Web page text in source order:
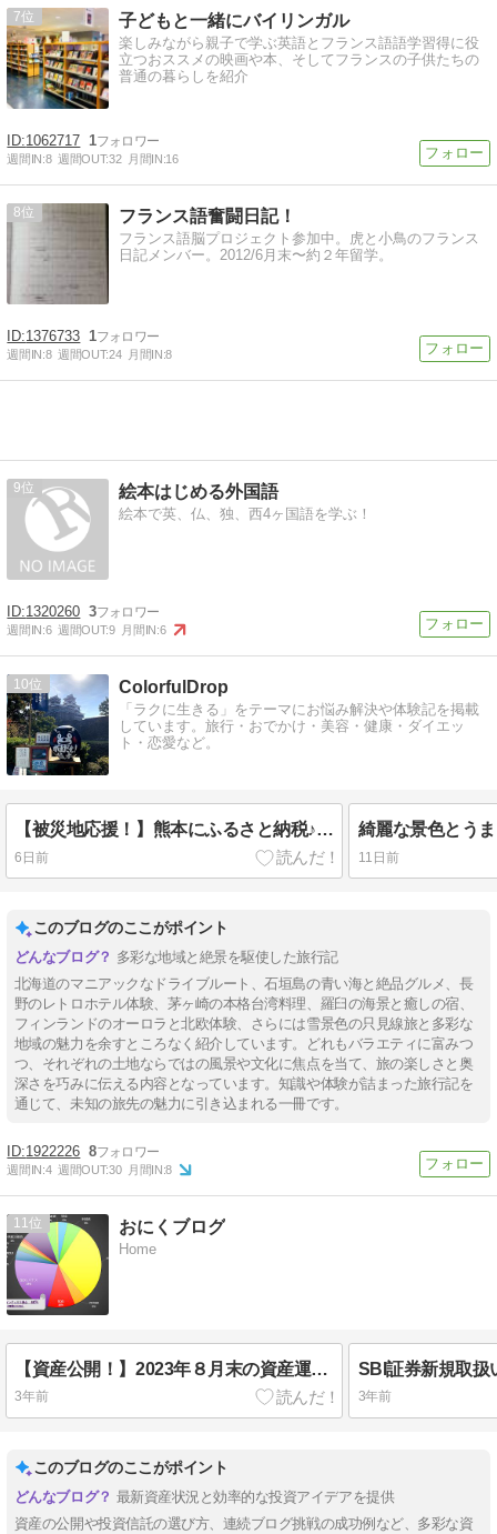
7 子どもと一緒にバイリンガル
楽しみながら親子で学ぶ英語とフランス語語学習得に役
立つおススメの映画や本、そしてフランスの子供たちの
普通の暮らしを紹介
1062717 1
週間IN:8 週間OUT:32 月間IN:16
8 フランス語奮闘日記！
フランス語脳プロジェクト参加中。虎と小鳥のフランス
日記メンバー。2012/6月末〜約２年留学。
1376733 1
週間IN:8 週間OUT:24 月間IN:8
9 絵本はじめる外国語
絵本で英、仏、独、西4ヶ国語を学ぶ！
1320260 3
週間IN:6 週間OUT:9 月間IN:6
10 ColorfulDrop
「ラクに生きる」をテーマにお悩み解決や体験記を掲載
しています。旅行・おでかけ・美容・健康・ダイエッ
ト・恋愛など。
【被災地応援！】熊本にふるさと納税♪楽天市場でお買い物気分で申し込めるおすすめふるさと納税まとめ
6日前 11日前
このブログのここがポイント
多彩な地域と絶景を駆使した旅行記
北海道のマニアックなドライブルート、石垣島の青い海と絶品グルメ、長
野のレトロホテル体験、茅ヶ崎の本格台湾料理、羅臼の海景と癒しの宿、
フィンランドのオーロラと北欧体験、さらには雪景色の只見線旅と多彩な
地域の魅力を余すところなく紹介しています。どれもバラエティに富みつ
つ、それぞれの土地ならではの風景や文化に焦点を当て、旅の楽しさと奥
深さを巧みに伝える内容となっています。知識や体験が詰まった旅行記を
通じて、未知の旅先の魅力に引き込まれる一冊です。
1922226 8
週間IN:4 週間OUT:30 月間IN:8
11 おにくブログ
Home
【資産公開！】2023年８月末の資産運用状況
3年前 3年前
このブログのここがポイント
最新資産状況と効率的な投資アイデアを提供
資産の公開や投資信託の選び方、連続ブログ挑戦の成功例など、多彩な資